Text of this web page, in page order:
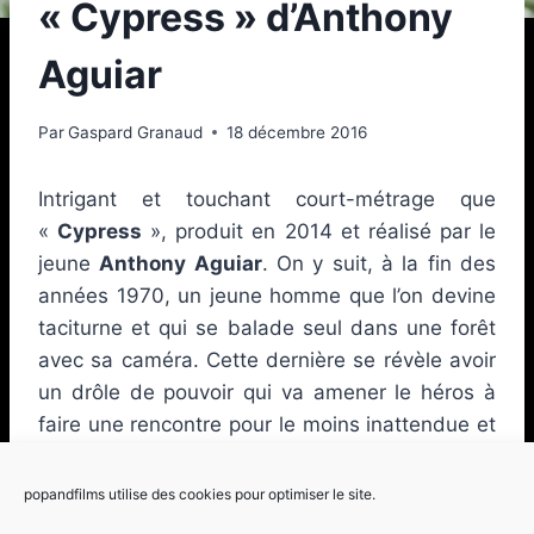
popandfilms utilise des cookies pour optimiser le site.
« Cypress » d’Anthony
Aguiar
ParGaspard Granaud 18 décembre 2016
Intrigant et touchant court-métrage que
« Cypress », produit en 2014 et réalisé par le
jeune Anthony Aguiar. On y suit, à la fin des
années 1970, un jeune homme que l’on devine
taciturne et qui se balade seul dans une forêt
avec sa caméra. Cette dernière se révèle avoir
un drôle de pouvoir qui va amener le héros à
faire une rencontre pour le moins inattendue et
intimiste et de surnaturel.